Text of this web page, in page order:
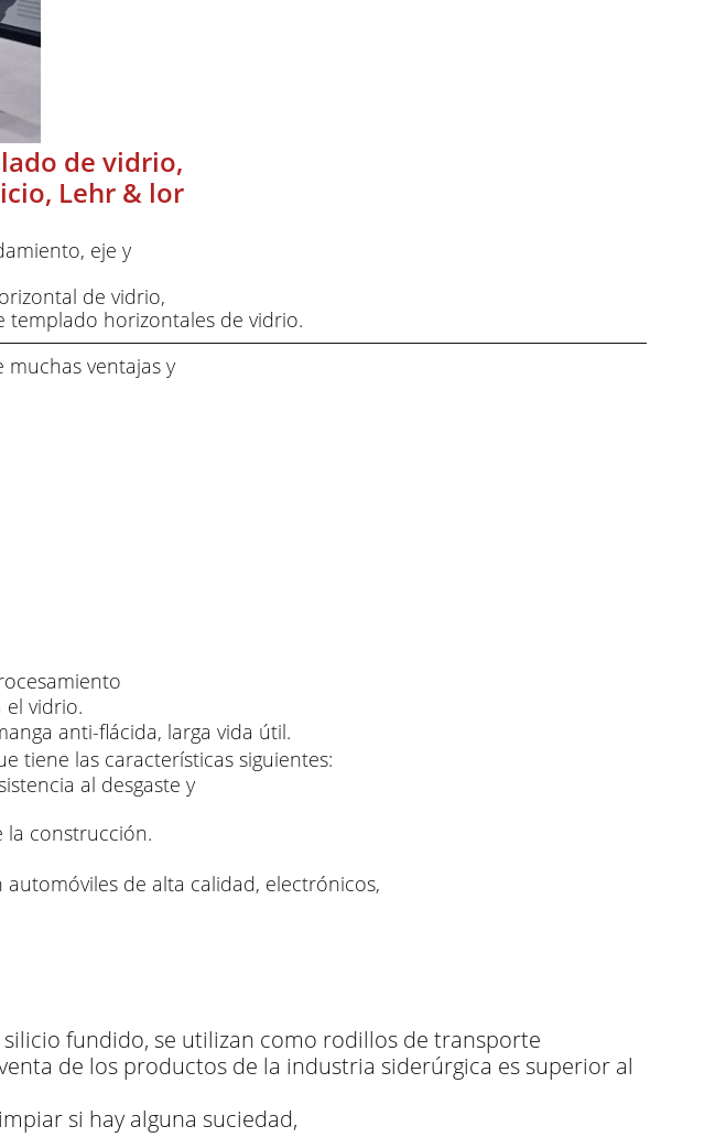
de vidrio,
Lehr & lor
eje y
de vidrio,
horizontales de vidrio.
ventajas y
vidrio.
anti-flácida, larga vida útil.
tiene las características siguientes:
al desgaste y
la construcción.
de alta calidad, electrónicos,
fundido, se utilizan como rodillos de transporte
de los productos de la industria siderúrgica es superior al
si hay alguna suciedad,